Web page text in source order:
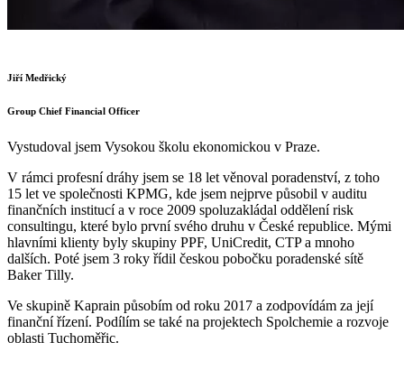
Jiří Medřický
Group Chief Financial Officer
Vystudoval jsem Vysokou školu ekonomickou v Praze.
V rámci profesní dráhy jsem se 18 let věnoval poradenství, z toho
15 let ve společnosti KPMG, kde jsem nejprve působil v auditu
finančních institucí a v roce 2009 spoluzakládal oddělení risk
consultingu, které bylo první svého druhu v České republice. Mými
hlavními klienty byly skupiny PPF, UniCredit, CTP a mnoho
dalších. Poté jsem 3 roky řídil českou pobočku poradenské sítě
Baker Tilly.
Ve skupině Kaprain působím od roku 2017 a zodpovídám za její
finanční řízení. Podílím se také na projektech Spolchemie a rozvoje
oblasti Tuchoměřic.